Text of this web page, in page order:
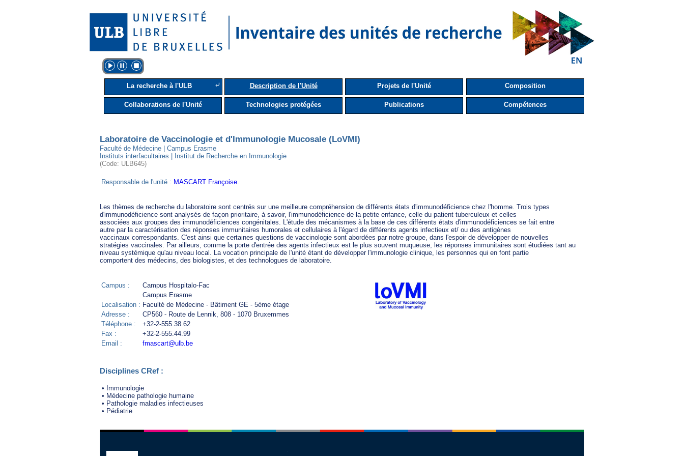
La recherche à l'ULB ⤶ Description de l'Unité Projets de l'Unité Composition
Collaborations de l'Unité Technologies protégées Publications Compétences
Laboratoire de Vaccinologie et d'Immunologie Mucosale (LoVMI)
Faculté de Médecine | Campus Erasme
Instituts interfacultaires | Institut de Recherche en Immunologie
(Code: ULB645)
Responsable de l'unité : MASCART Françoise
Les thèmes de recherche du laboratoire sont centrés sur une meilleure compréhension de différents états d'immunodéficience chez l'homme. Trois types
d'immunodéficience sont analysés de façon prioritaire, à savoir, l'immunodéficience de la petite enfance, celle du patient tuberculeux et celles
associées aux groupes des immunodéficiences congénitales. L'étude des mécanismes à la base de ces différents états d'immunodéficiences se fait entre
autre par la caractérisation des réponses immunitaires humorales et cellulaires à l'égard de différents agents infectieux et/ ou des antigènes
vaccinaux correspondants. C'est ainsi que certaines questions de vaccinologie sont abordées par notre groupe, dans l'espoir de développer de nouvelles
stratégies vaccinales. Par ailleurs, comme la porte d'entrée des agents infectieux est le plus souvent muqueuse, les réponses immunitaires sont étudiées tant au
niveau systémique qu'au niveau local. La vocation principale de l'unité étant de développer l'immunologie clinique, les personnes qui en font partie
comportent des médecins, des biologistes, et des technologues de laboratoire.
Campus :
Campus Hospitalo-Fac
Campus Erasme
Localisation : Faculté de Médecine - Bâtiment GE - 5ème étage
Adresse :
CP560 - Route de Lennik, 808 - 1070 Bruxemmes
Téléphone :
+32-2-555.38.62
Fax :
+32-2-555.44.99
Email :
fmascart@ulb.be
Disciplines CRef :
• Immunologie
• Médecine pathologie humaine
• Pathologie maladies infectieuses
• Pédiatrie